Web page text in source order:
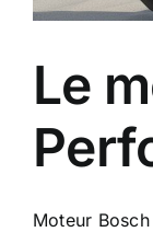
Le
Moteur